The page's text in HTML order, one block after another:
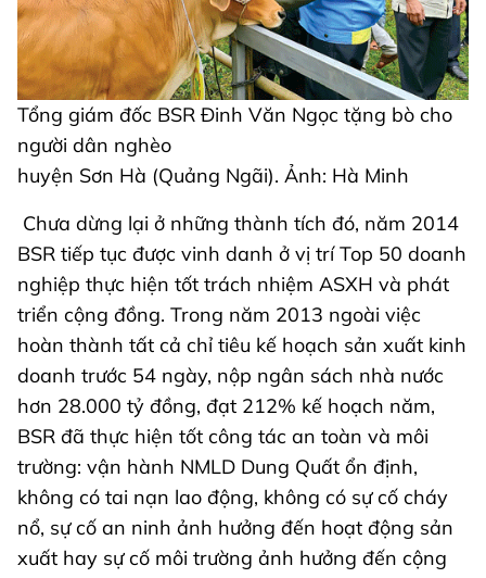
Tổng giám đốc BSR Đinh Văn Ngọc tặng bò cho
người dân nghèo
huyện Sơn Hà (Quảng Ngãi). Ảnh: Hà Minh
Chưa dừng lại ở những thành tích đó, năm 2014
BSR tiếp tục được vinh danh ở vị trí Top 50 doanh
nghiệp thực hiện tốt trách nhiệm ASXH và phát
triển cộng đồng. Trong năm 2013 ngoài việc
hoàn thành tất cả chỉ tiêu kế hoạch sản xuất kinh
doanh trước 54 ngày, nộp ngân sách nhà nước
hơn 28.000 tỷ đồng, đạt 212% kế hoạch năm,
BSR đã thực hiện tốt công tác an toàn và môi
trường: vận hành NMLD Dung Quất ổn định,
không có tai nạn lao động, không có sự cố cháy
nổ, sự cố an ninh ảnh hưởng đến hoạt động sản
xuất hay sự cố môi trường ảnh hưởng đến cộng